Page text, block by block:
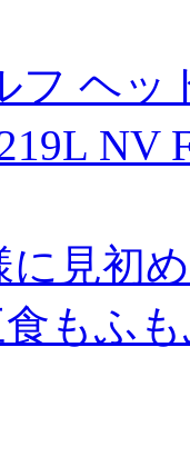
フ ヘッ
NV
見初
もふ